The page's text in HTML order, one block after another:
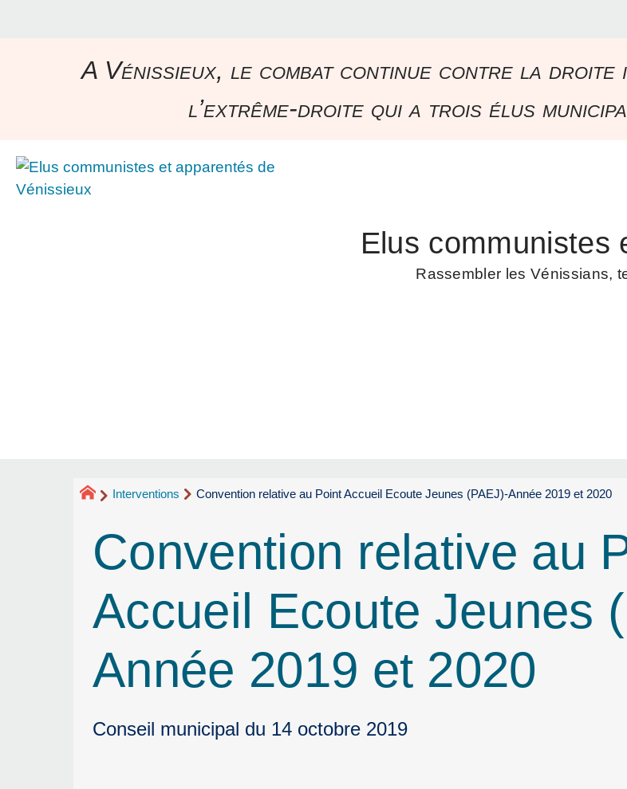
A Vénissieux, le combat continue contre la
l’extrême-droite qui a trois élus
Elus communistes
Rassembler les Vénissians,
Interventions Convention relative au Point Accueil Ecoute Jeunes (PAEJ)-Année 2019 et 2020
Convention relative au
Accueil Ecoute Jeunes
Année 2019 et 2020
Conseil municipal du 14 octobre 2019